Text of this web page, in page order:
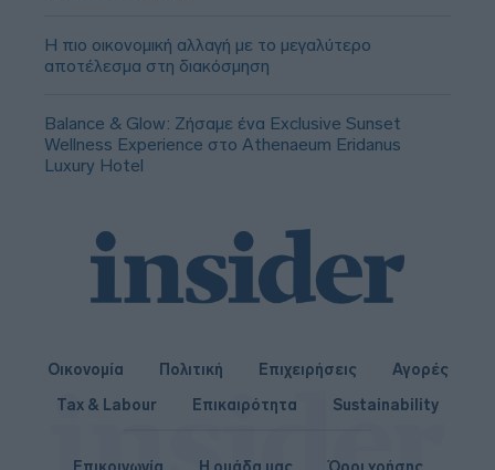
Η πιο οικονομική αλλαγή με το μεγαλύτερο
αποτέλεσμα στη διακόσμηση
Balance & Glow: Ζήσαμε ένα Exclusive Sunset
Wellness Experience στο Athenaeum Eridanus
Luxury Hotel
Οικονομία Πολιτική Επιχειρήσεις
Αγορές
Tax & Labour
Επικαιρότητα Sustainability